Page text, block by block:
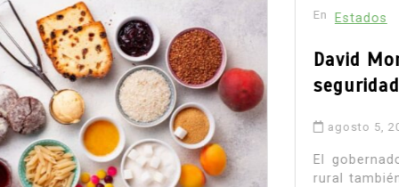
En Estados Principal
David Monreal vincula campo,
seguridad y paz para Zacatecas
agosto 5, 2026 0 638 palabras
El gobernador planteó que apoyar la producción
rural también protege comunidades y patrimonio.